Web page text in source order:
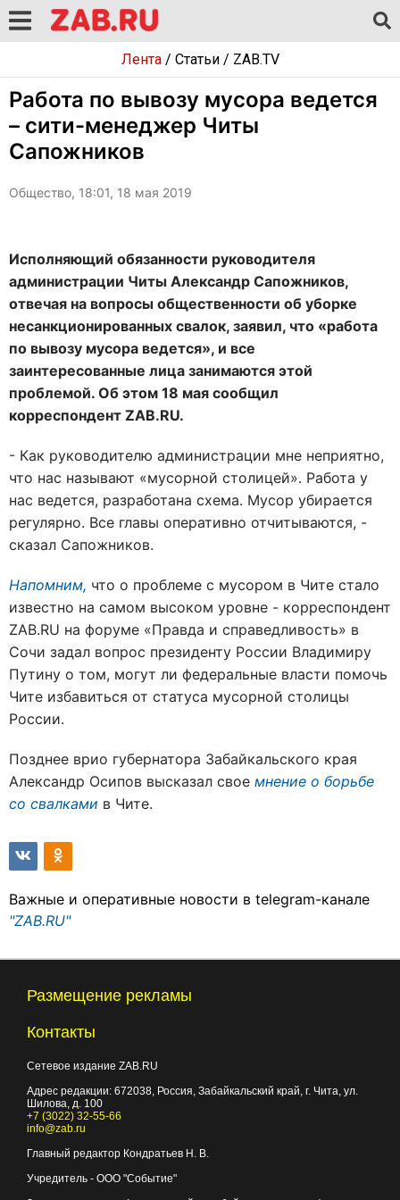
Лента/ Статьи/ ZAB.TV
Работа по вывозу мусора ведется
– сити-менеджер Читы
Сапожников
Общество, 18:01, 18 мая 2019
Исполняющий обязанности руководителя
администрации Читы Александр Сапожников,
отвечая на вопросы общественности об уборке
несанкционированных свалок, заявил, что «работа
по вывозу мусора ведется», и все
заинтересованные лица занимаются этой
проблемой. Об этом 18 мая сообщил
корреспондент ZAB.RU.
- Как руководителю администрации мне неприятно,
что нас называют «мусорной столицей». Работа у
нас ведется, разработана схема. Мусор убирается
регулярно. Все главы оперативно отчитываются, -
сказал Сапожников.
Напомним, что о проблеме с мусором в Чите стало
известно на самом высоком уровне - корреспондент
ZAB.RU на форуме «Правда и справедливость» в
Сочи задал вопрос президенту России Владимиру
Путину о том, могут ли федеральные власти помочь
Чите избавиться от статуса мусорной столицы
России.
Позднее врио губернатора Забайкальского края
Александр Осипов высказал свое мнение о борьбе
со свалками в Чите.
Важные и оперативные новости в telegram-канале
"ZAB.RU"
Размещение рекламы
Контакты
Сетевое издание ZAB.RU
Адрес редакции: 672038, Россия, Забайкальский край, г. Чита, ул.
Шилова, д. 100
+7 (3022) 32-55-66
info@zab.ru
Главный редактор Кондратьев Н. В.
Учредитель - ООО "Событие"